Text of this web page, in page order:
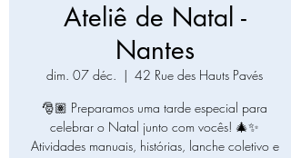
Ateliê de Natal -
Nantes
dim. 07 déc.
  |
42 Rue des Hauts Pavés
🎅🏽 Preparamos uma tarde especial para
celebrar o Natal junto com vocês! 🎄✨
Atividades manuais, histórias, lanche coletivo e